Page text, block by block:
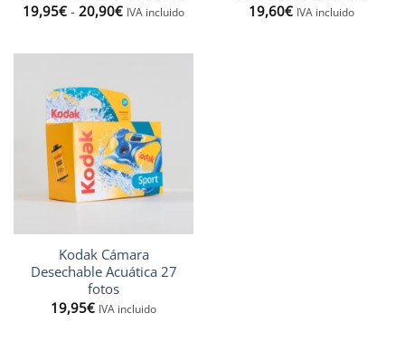
19,95€ - 20,90€Rango
de
IVA incluido
19,60€ IVA incluido
Kodak Cámara
Desechable Acuática 27
fotos
19,95€ IVA incluido